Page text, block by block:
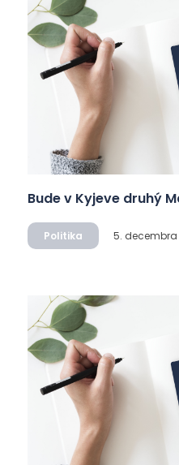
Bude v Kyjeve druhý
Politika 5. decembra